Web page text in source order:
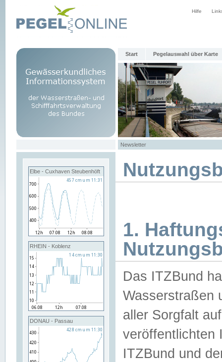
Hilfe
Start Pegelauswahl über Karte
Newsletter
Elbe - Cuxhaven Steubenhöft
RHEIN - Koblenz
DONAU - Passau
1.
Das ITZBund
Wasserstraßen
aller Sorgfalt
veröffentlichten
ITZBund und